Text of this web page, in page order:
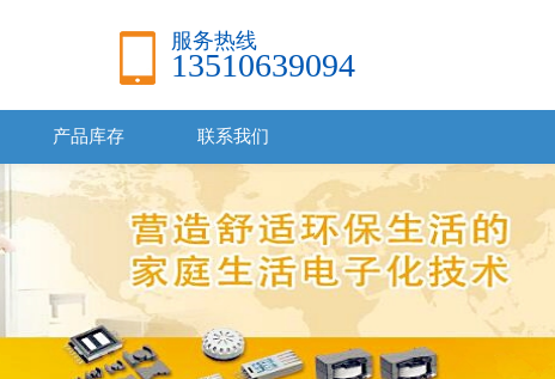
服务热线
13510639094
产品库存 联系我们